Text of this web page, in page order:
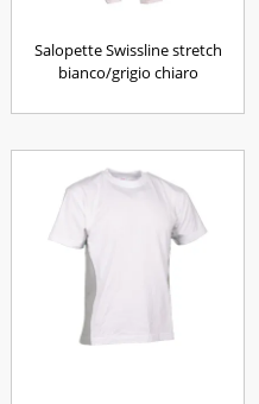
Salopette Swissline stretch
bianco/grigio chiaro